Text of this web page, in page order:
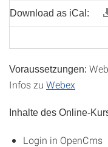
Download as iCal:
Voraussetzungen:
Infos zu Webex
Inhalte des Online-
Login in OpenCms